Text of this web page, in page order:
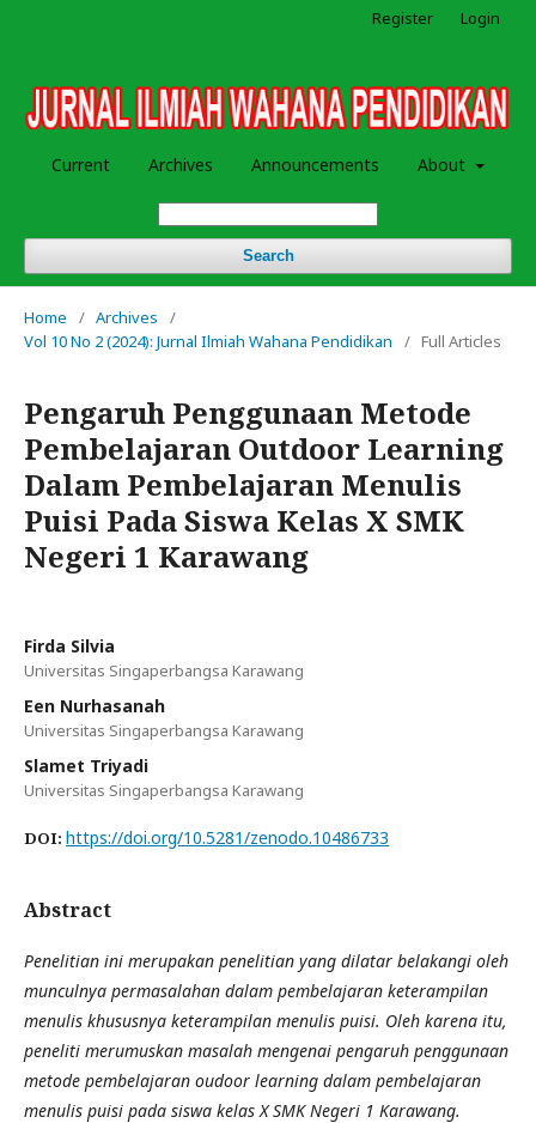
Current Archives Announcements About
Search
Register Login
Home / Archives
/
Vol 10 No 2 (2024): Jurnal Ilmiah Wahana Pendidikan
/ Full Articles
Pengaruh Penggunaan Metode
Pembelajaran Outdoor Learning
Dalam Pembelajaran Menulis
Puisi Pada Siswa Kelas X SMK
Negeri 1 Karawang
Firda Silvia
Universitas Singaperbangsa Karawang
Een Nurhasanah
Universitas Singaperbangsa Karawang
Slamet Triyadi
Universitas Singaperbangsa Karawang
DOI: https://doi.org/10.5281/zenodo.10486733
Abstract
Penelitian ini merupakan penelitian yang dilatar belakangi oleh
munculnya permasalahan dalam pembelajaran keterampilan
menulis khususnya keterampilan menulis puisi. Oleh karena itu,
peneliti merumuskan masalah mengenai pengaruh penggunaan
metode pembelajaran oudoor learning dalam pembelajaran
menulis puisi pada siswa kelas X SMK Negeri 1 Karawang.